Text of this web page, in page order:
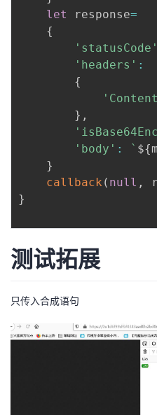
let
response=
{
'statusCode'
'headers' :
{
} ,
'body' : ` ${
}
callback ( null ,
}
测试拓展
只传入合成语句